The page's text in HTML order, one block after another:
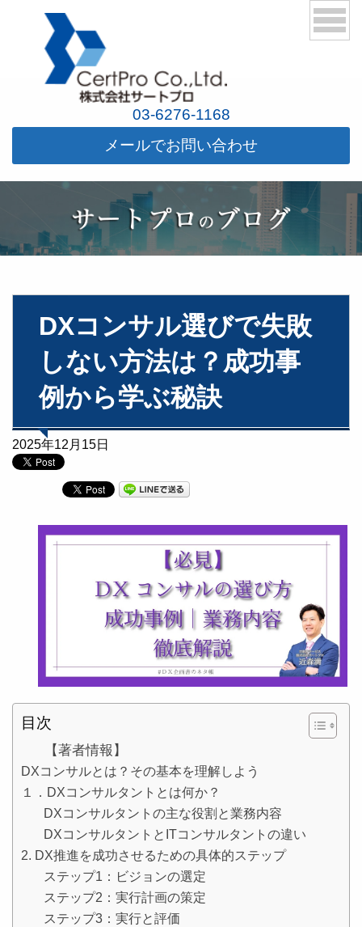
03-6276-1168
メールでお問い合わせ
DXコンサル選びで失敗
しない方法は？成功事
例から学ぶ秘訣
2025年12月15日
目次
【著者情報】
DXコンサルとは？その基本を理解しよう
１．DXコンサルタントとは何か？
DXコンサルタントの主な役割と業務内容
DXコンサルタントとITコンサルタントの違い
2. DX推進を成功させるための具体的ステップ
ステップ1：ビジョンの選定
ステップ2：実行計画の策定
ステップ3：実行と評価